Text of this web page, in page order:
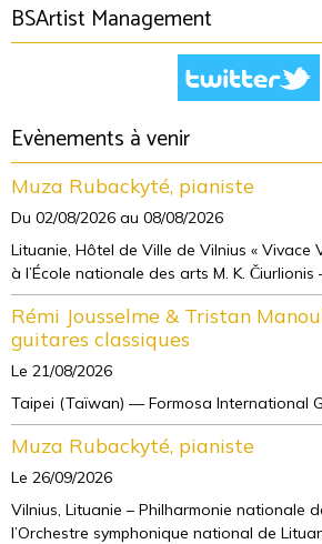
BSArtist Management
Evènements à venir
Muza Rubackyté, pianiste
Du 02/08/2026 au 08/08/2026
Lituanie, Hôtel de Ville de Vilnius « Vivace
à l’École nationale des arts M. K. Čiurlionis
Rémi Jousselme & Tristan
guitares classiques
Le 21/08/2026
Taipei (Taïwan) — Formosa International
Muza Rubackyté, pianiste
Le 26/09/2026
Vilnius, Lituanie – Philharmonie nationale
l’Orchestre symphonique national de